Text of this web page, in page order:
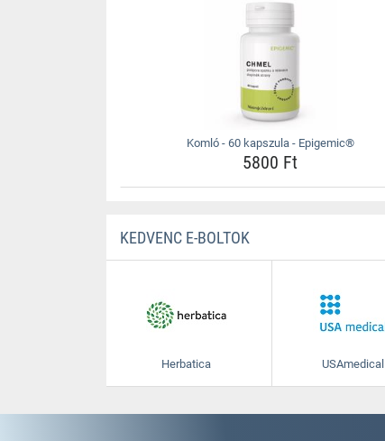
Komló - 60 kapszula - Epigemic®
5800 Ft
KEDVENC E-BOLTOK
Herbatica USAmedical